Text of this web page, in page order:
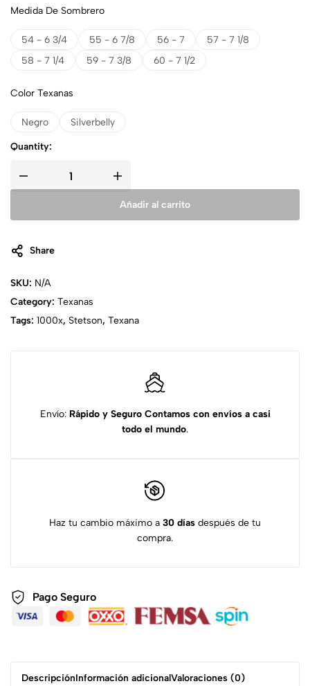
Medida De Sombrero
54 - 6 3/4 55 - 6 7/8 56 - 7
57 - 7 1/8
58 - 7 1/4
59 - 7 3/8 60 - 7 1/2
Color Texanas
Negro Silverbelly
Quantity:
Añadir al carrito
Share
SKU: N/A
Category: Texanas
Tags: 1000x, Stetson, Texana
Envío: Rápido y Seguro Contamos con envíos a casi
todo el mundo.
Haz tu cambio máximo a 30 días después de tu
compra.
Pago Seguro
DescripciónInformación adicionalValoraciones (0)